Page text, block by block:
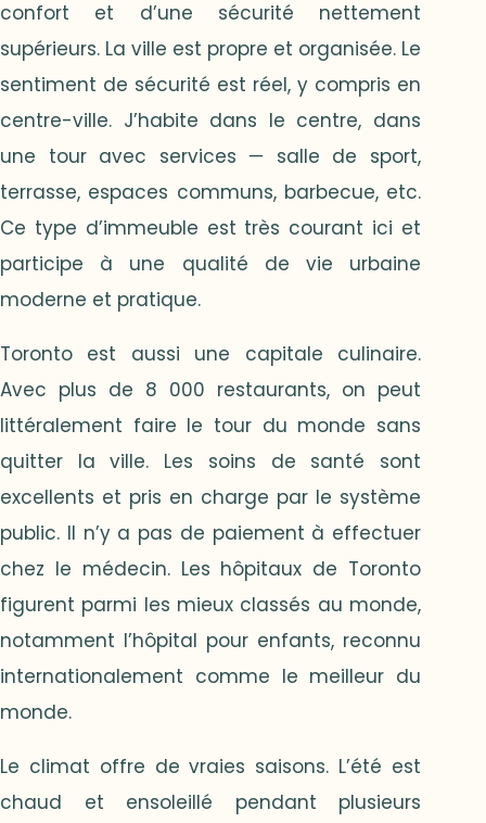
confort et d’une sécurité nettement
supérieurs. La ville est propre et organisée. Le
sentiment de sécurité est réel, y compris en
centre-ville. J’habite dans le centre, dans
une tour avec services — salle de sport,
terrasse, espaces communs, barbecue, etc.
Ce type d’immeuble est très courant ici et
participe à une qualité de vie urbaine
moderne et pratique.
Toronto est aussi une capitale culinaire.
Avec plus de 8 000 restaurants, on peut
littéralement faire le tour du monde sans
quitter la ville. Les soins de santé sont
excellents et pris en charge par le système
public. Il n’y a pas de paiement à effectuer
chez le médecin. Les hôpitaux de Toronto
figurent parmi les mieux classés au monde,
notamment l’hôpital pour enfants, reconnu
internationalement comme le meilleur du
monde.
Le climat offre de vraies saisons. L’été est
chaud et ensoleillé pendant plusieurs